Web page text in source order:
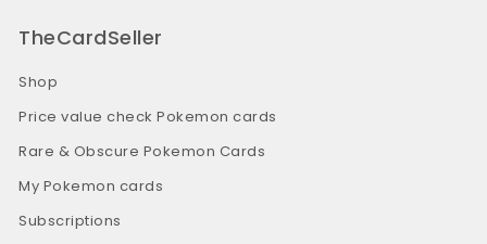
TheCardSeller
Shop
Price value check Pokemon cards
Rare & Obscure Pokemon Cards
My Pokemon cards
Subscriptions